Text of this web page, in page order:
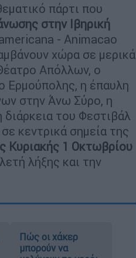
πάρτι που
στην Ιβηρική
- Animacao
χώρα σε μερικά
Απόλλων, ο
Ερμούπολης, η έπαυλη
στην Άνω Σύρο, η
διάρκεια του Φεστιβάλ
κεντρικά σημεία της
Κυριακής 1 Οκτωβρίου
λήξης και την
Πώς οι χάκερ
μπορούν να